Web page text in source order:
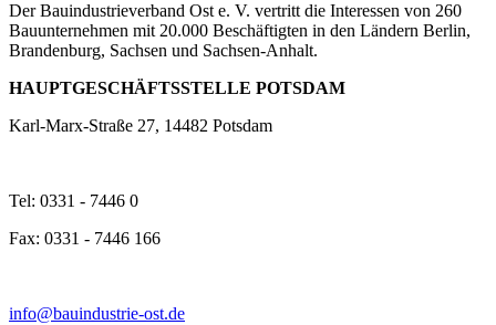
Der Bauindustrieverband Ost e. V. vertritt die Interessen von 260
Bauunternehmen mit 20.000 Beschäftigten in den Ländern Berlin,
Brandenburg, Sachsen und Sachsen-Anhalt.
HAUPTGESCHÄFTSSTELLE POTSDAM
Karl-Marx-Straße 27, 14482 Potsdam
Tel: 0331 - 7446 0
Fax: 0331 - 7446 166
info@bauindustrie-ost.de